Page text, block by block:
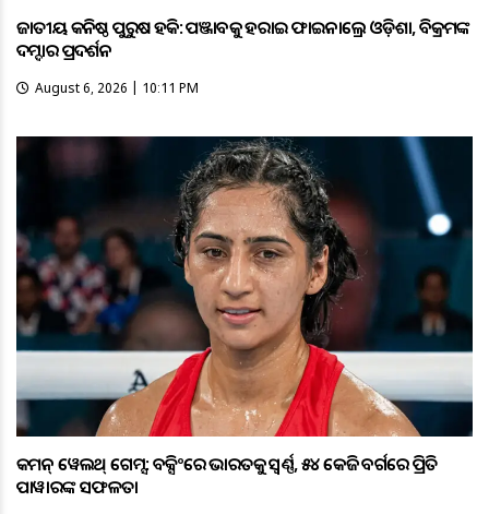
ଜାତୀୟ କନିଷ୍ଠ ପୁରୁଷ ହକି: ପଞ୍ଜାବକୁ ହରାଇ ଫାଇନାଲ୍ରେ ଓଡ଼ିଶା, ବିକ୍ରମଙ୍କ
ଦମ୍ଦାର ପ୍ରଦର୍ଶନ
August 6, 2026 | 10:11 PM
କମନ୍ ୱେଲଥ୍ ଗେମ୍ସ: ବକ୍ସିଂରେ ଭାରତକୁ ସ୍ବର୍ଣ୍ଣ, ୫୪ କେଜି ବର୍ଗରେ ପ୍ରିତି
ପାୱାରଙ୍କ ସଫଳତା